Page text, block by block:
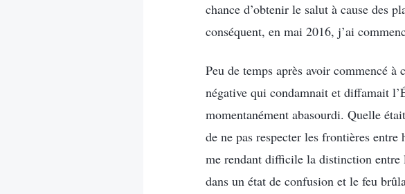
chance d’obtenir le salut à cause des
conséquent, en mai 2016, j’ai
Peu de temps après avoir commencé
négative qui condamnait et diffamait
momentanément abasourdi. Quelle
de ne pas respecter les frontières
me rendant difficile la distinction
dans un état de confusion et le feu